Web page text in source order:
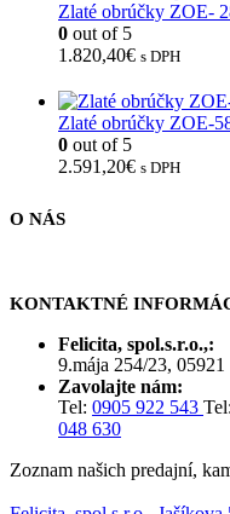
Zlaté obrúčky ZOE-
0 out of 5
1.820,40€ s DPH
Zlaté obrúčky ZOE-
0 out of 5
2.591,20€ s DPH
O NÁS
KONTAKTNÉ
Felicita, spol.s.r.o.,:
9.mája 254/23,
Zavolajte nám:
Tel: 0905 922 543 Tel:
048 630
Zoznam našich predajní,